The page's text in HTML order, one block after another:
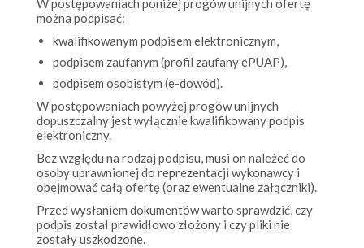
kwalifikowanym podpisem elektronicznym,
podpisem zaufanym (profil zaufany ePUAP),
podpisem osobistym (e-dowód).
W postępowaniach powyżej progów unijnych
dopuszczalny jest wyłącznie kwalifikowany podpis
elektroniczny.
Bez względu na rodzaj podpisu, musi on należeć do
osoby uprawnionej do reprezentacji wykonawcy i
obejmować całą ofertę (oraz ewentualne załączniki).
Przed wysłaniem dokumentów warto sprawdzić, czy
podpis został prawidłowo złożony i czy pliki nie
zostały uszkodzone.